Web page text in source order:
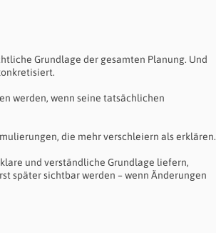
Grundlage der gesamten Planung. Und
werden, wenn seine tatsächlichen
die mehr verschleiern als erklären.
und verständliche Grundlage liefern,
später sichtbar werden – wenn Änderungen